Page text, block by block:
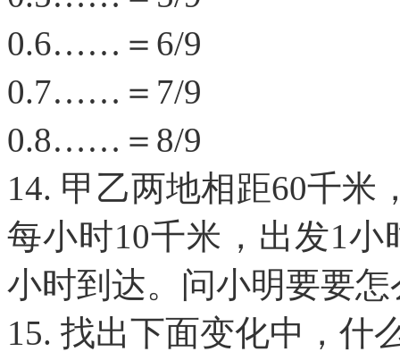
0.6……＝6/9
0.7……＝7/9
0.8……＝8/9
14. 甲乙两地相距60千米
每小时10千米，出发1
小时到达。问小明要要怎
15. 找出下面变化中，什